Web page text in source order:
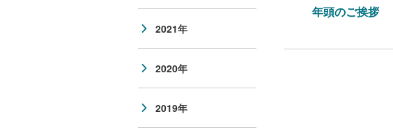
年頭のご挨拶
2021年
2020年
2019年